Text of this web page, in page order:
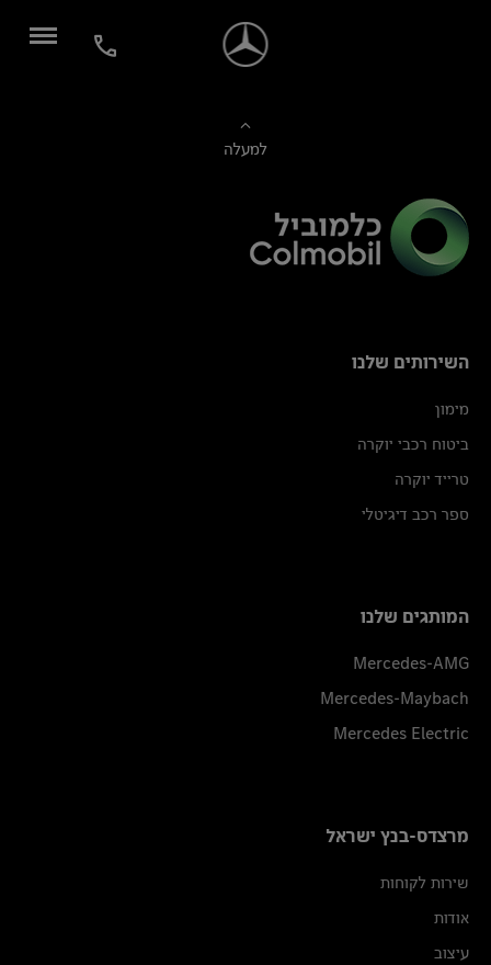
למעלה
השירותים שלנו
מימון
ביטוח רכבי יוקרה
טרייד יוקרה
ספר רכב דיגיטלי
המותגים שלנו
Mercedes-AMG
Mercedes-Maybach
Mercedes Electric
מרצדס-בנץ ישראל
שירות לקוחות
אודות
עיצוב